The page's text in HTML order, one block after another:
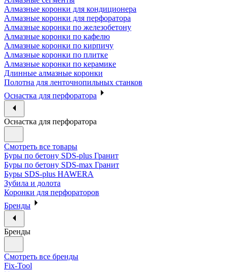
Алмазные коронки для кондиционера
Алмазные коронки для перфоратора
Алмазные коронки по железобетону
Алмазные коронки по кафелю
Алмазные коронки по кирпичу
Алмазные коронки по плитке
Алмазные коронки по керамике
Длинные алмазные коронки
Полотна для ленточнопильных станков
Оснастка для перфоратора
Оснастка для перфоратора
Смотреть все товары
Буры по бетону SDS-plus Гранит
Буры по бетону SDS-max Гранит
Буры SDS-plus HAWERA
Зубила и долота
Коронки для перфораторов
Бренды
Бренды
Смотреть все бренды
Fix-Tool